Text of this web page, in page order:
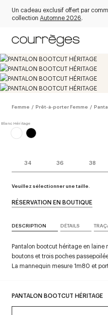
Un cadeau exclusif offert par
collection Automne 2026.
Femme / Prêt-à-porter Femme /
34 36 38
Veuillez sélectionner une taille.
PANTALON BOOTCUT HÉRITAGE
RÉSERVATION EN BOUTIQUE
DESCRIPTION DÉTAILS
Pantalon bootcut héritage en
boutons et trois poches
La mannequin mesure 1m80 et